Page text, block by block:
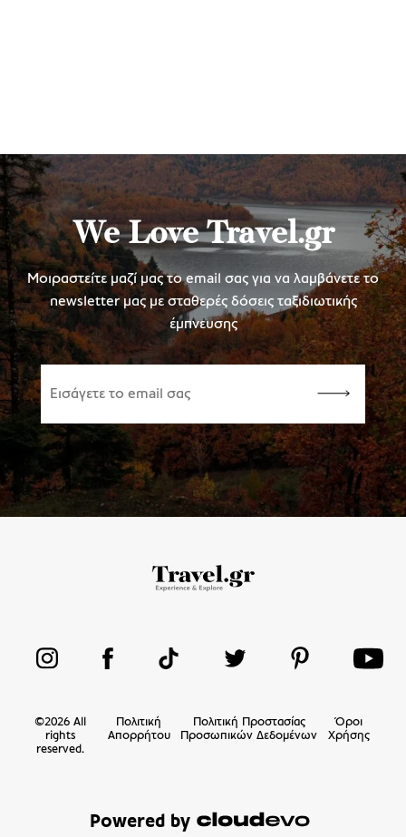
We Love Travel.gr
Μοιραστείτε μαζί μας το email σας για να λαμβάνετε το
newsletter μας με σταθερές δόσεις ταξιδιωτικής
έμπνευσης
©2026 All
rights
reserved.
Πολιτική
Απορρήτου
Πολιτική Προστασίας
Προσωπικών Δεδομένων
Όροι
Χρήσης
Powered by